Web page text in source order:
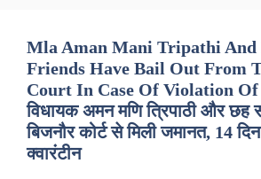
Mla Aman Mani Tripathi And
Friends Have Bail Out From
Court In Case Of Violation
विधायक अमन मणि त्रिपाठी और छह
बिजनौर कोर्ट से मिली जमानत, 14
क्वारंटीन